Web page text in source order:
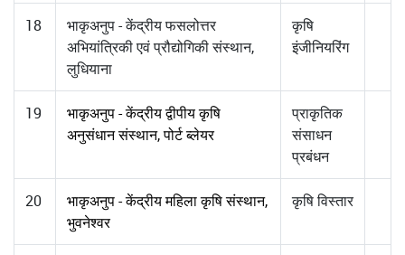
18
भाकृअनुप - केंद्रीय फसलोत्तर
अभियांत्रिकी एवं प्रौद्योगिकी संस्थान,
लुधियाना
कृषि
इंजीनियरिंग
19
भाकृअनुप - केंद्रीय द्वीपीय कृषि
अनुसंधान संस्थान, पोर्ट ब्लेयर
प्राकृतिक
संसाधन
प्रबंधन
20
भाकृअनुप - केंद्रीय महिला कृषि संस्थान,
भुवनेश्वर
कृषि विस्तार